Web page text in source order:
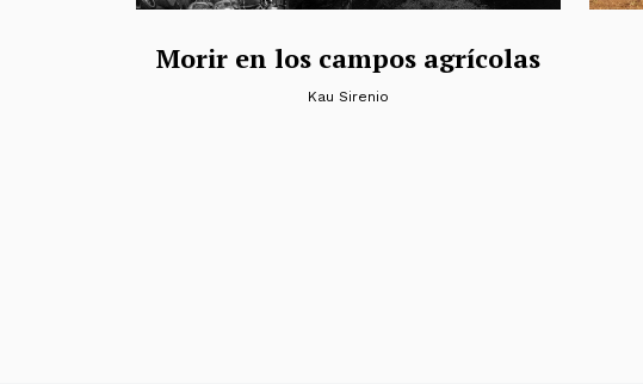
Morir en los campos agrícolas
Kau Sirenio